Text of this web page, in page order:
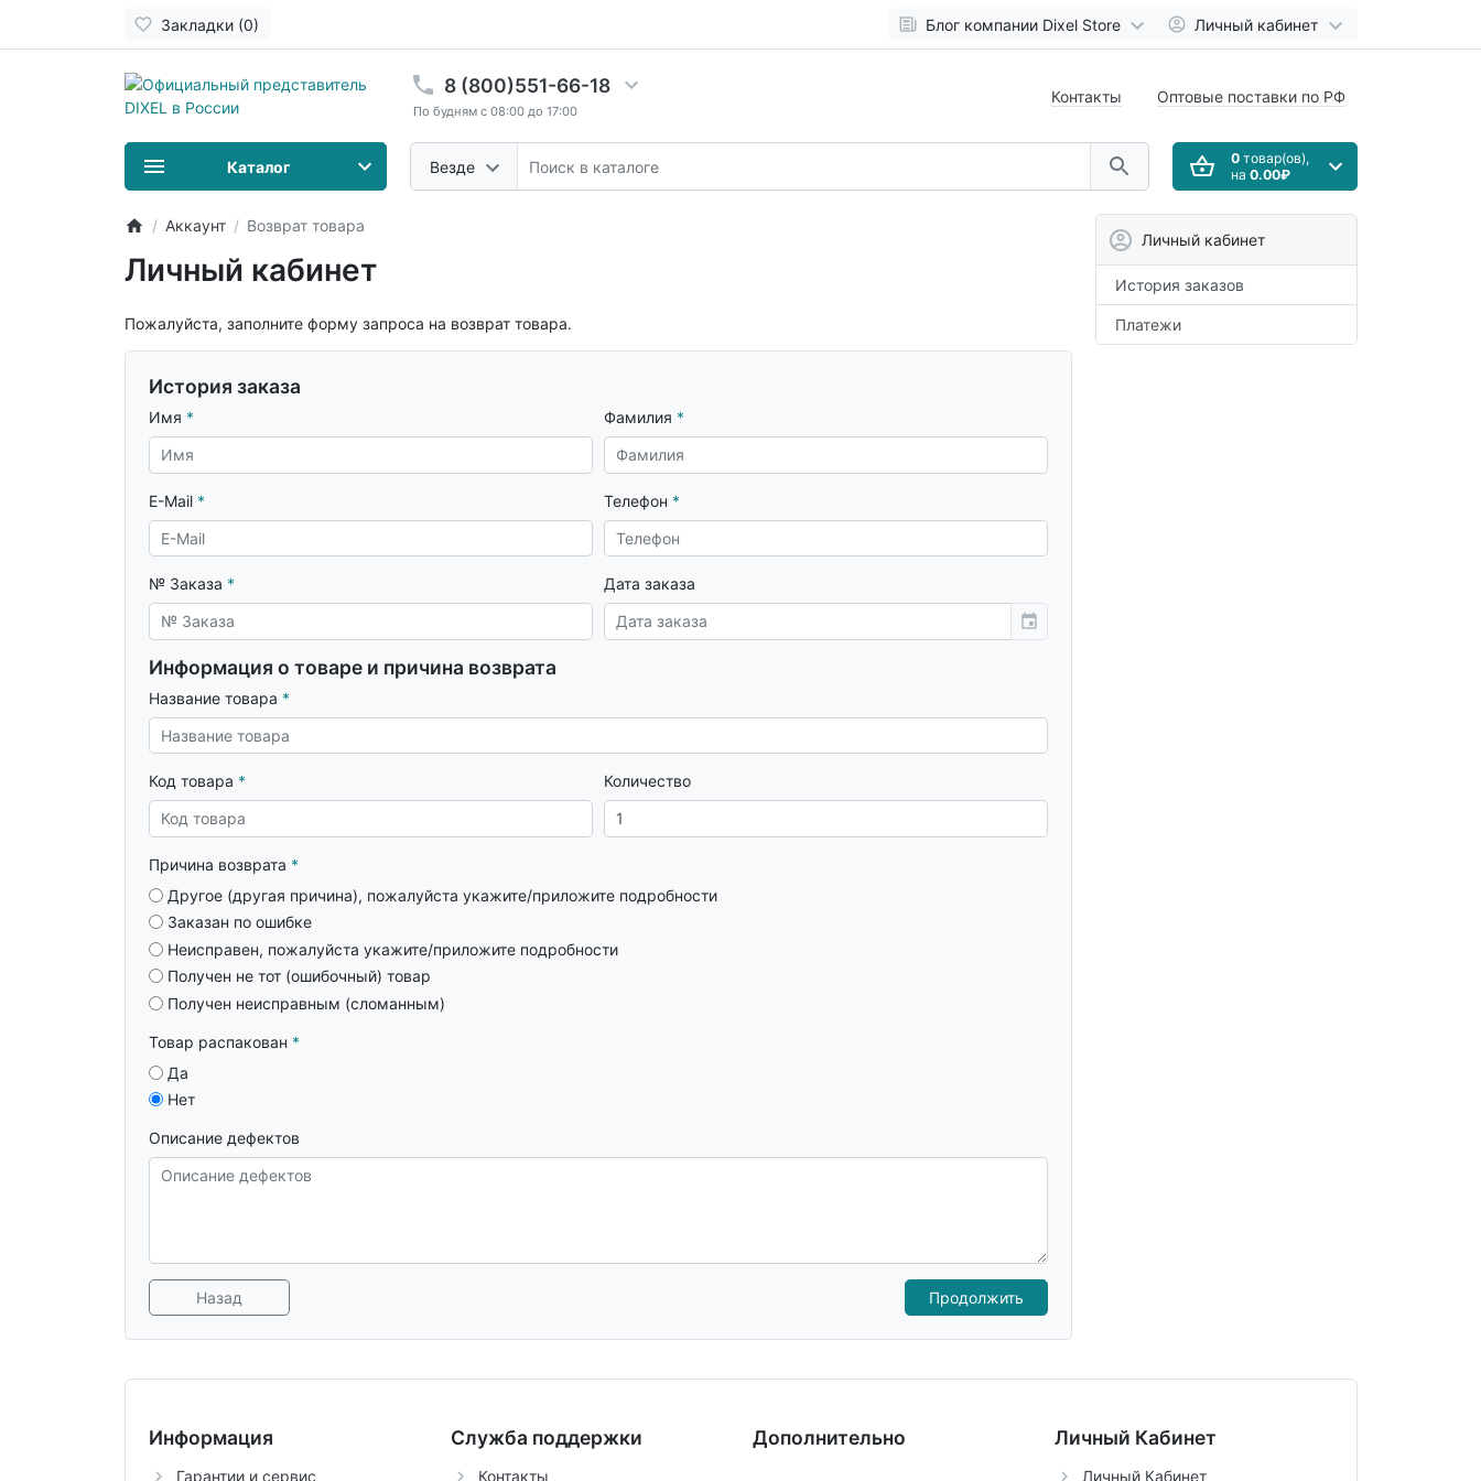
Закладки (0) Блог компании Dixel Store Личный кабинет
8 (800)551-66-18
По будням с 08:00 до 17:00
Везде
Контакты Оптовые поставки по РФ
0товар(ов),
на 0.00₽
Каталог
Личный кабинет
История заказов
Платежи
Аккаунт Возврат товара
Личный кабинет
Пожалуйста, заполните форму запроса на возврат товара.
История заказа
Имя Фамилия
E-Mail Телефон
№ Заказа Дата заказа
Информация о товаре и причина возврата
Название товара
Код товара Количество
Причина возврата
Другое (другая причина), пожалуйста укажите/приложите подробности
Заказан по ошибке
Неисправен, пожалуйста укажите/приложите подробности
Получен не тот (ошибочный) товар
Получен неисправным (сломанным)
Товар распакован
Да
Нет
Описание дефектов
Назад
Информация
Гарантии и сервис
Служба поддержки
Контакты
Дополнительно Личный Кабинет
Личный Кабинет